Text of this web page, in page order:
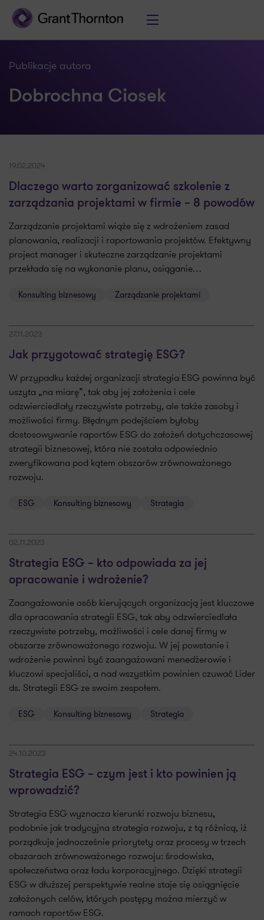
Publikacje autora
Dobrochna Ciosek
19.02.2024
Dlaczego warto zorganizować szkolenie z
zarządzania projektami w firmie – 8 powodów
Zarządzanie projektami wiąże się z wdrożeniem zasad
planowania, realizacji i raportowania projektów. Efektywny
project manager i skuteczne zarządzanie projektami
przekłada się na wykonanie planu, osiąganie…
Konsulting biznesowy Zarządzanie projektami
27.11.2023
Jak przygotować strategię ESG?
W przypadku każdej organizacji strategia ESG powinna być
uszyta „na miarę”, tak aby jej założenia i cele
odzwierciedlały rzeczywiste potrzeby, ale także zasoby i
możliwości firmy. Błędnym podejściem byłoby
dostosowywanie raportów ESG do założeń dotychczasowej
strategii biznesowej, która nie została odpowiednio
zweryfikowana pod kątem obszarów zrównoważonego
rozwoju.
ESG Konsulting biznesowy Strategia
02.11.2023
Strategia ESG – kto odpowiada za jej
opracowanie i wdrożenie?
Zaangażowanie osób kierujących organizacją jest kluczowe
dla opracowania strategii ESG, tak aby odzwierciedlała
rzeczywiste potrzeby, możliwości i cele danej firmy w
obszarze zrównoważonego rozwoju. W jej powstanie i
wdrożenie powinni być zaangażowani menedżerowie i
kluczowi specjaliści, a nad wszystkim powinien czuwać Lider
ds. Strategii ESG ze swoim zespołem.
ESG Konsulting biznesowy Strategia
24.10.2023
Strategia ESG – czym jest i kto powinien ją
wprowadzić?
Strategia ESG wyznacza kierunki rozwoju biznesu,
podobnie jak tradycyjna strategia rozwoju, z tą różnicą, iż
porządkuje jednocześnie priorytety oraz procesy w trzech
obszarach zrównoważonego rozwoju: środowiska,
społeczeństwa oraz ładu korporacyjnego. Dzięki strategii
ESG w dłuższej perspektywie realne staje się osiągnięcie
założonych celów, których postępy można mierzyć w
ramach raportów ESG.